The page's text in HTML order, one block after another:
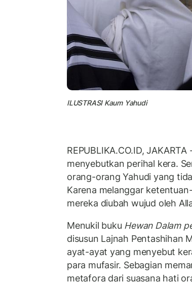
ILUSTRASI Kaum Yahudi
REPUBLIKA.CO.ID,
menyebutkan perihal kera.
orang-orang Yahudi yang
Karena melanggar
mereka diubah wujud oleh
Menukil buku Hewan Dalam
disusun Lajnah Pentashihan
ayat-ayat yang menyebut
para mufasir. Sebagian
metafora dari suasana hati